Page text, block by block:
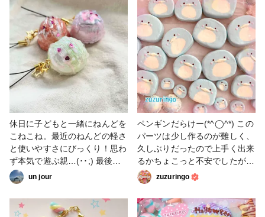
います。 こちらは数カ所でワ
ークショップを開催しておりま
すが大変好評頂いています！
ようやく次はデコレーション♪
#粘土 #クッキー #フェイク
スイーツ
休日に子どもと一緒にねんどを
こねこね。最近のねんどの軽さ
と使いやすさにびっくり！思わ
ず本気で遊ぶ親…(･･;) 最後に
できたアイスはレジンでコーテ
ィング🍨✨ #バレンタインコン
テスト #ねんど #フェイクスイ
ーツ #レジン
un jour
ペンギンだらけー(*^◯^*) この
パーツは少し作るのが難しく、
久しぶりだったので上手く出来
るかちょこっと不安でしたが上
手くいきました⭐︎ 小さい子ペン
ギンちゃんも作りました^ ^ #
小物・雑貨 #デコパーツ #スイ
ーツデコ #マシュマロ #ペン
zuzuringo